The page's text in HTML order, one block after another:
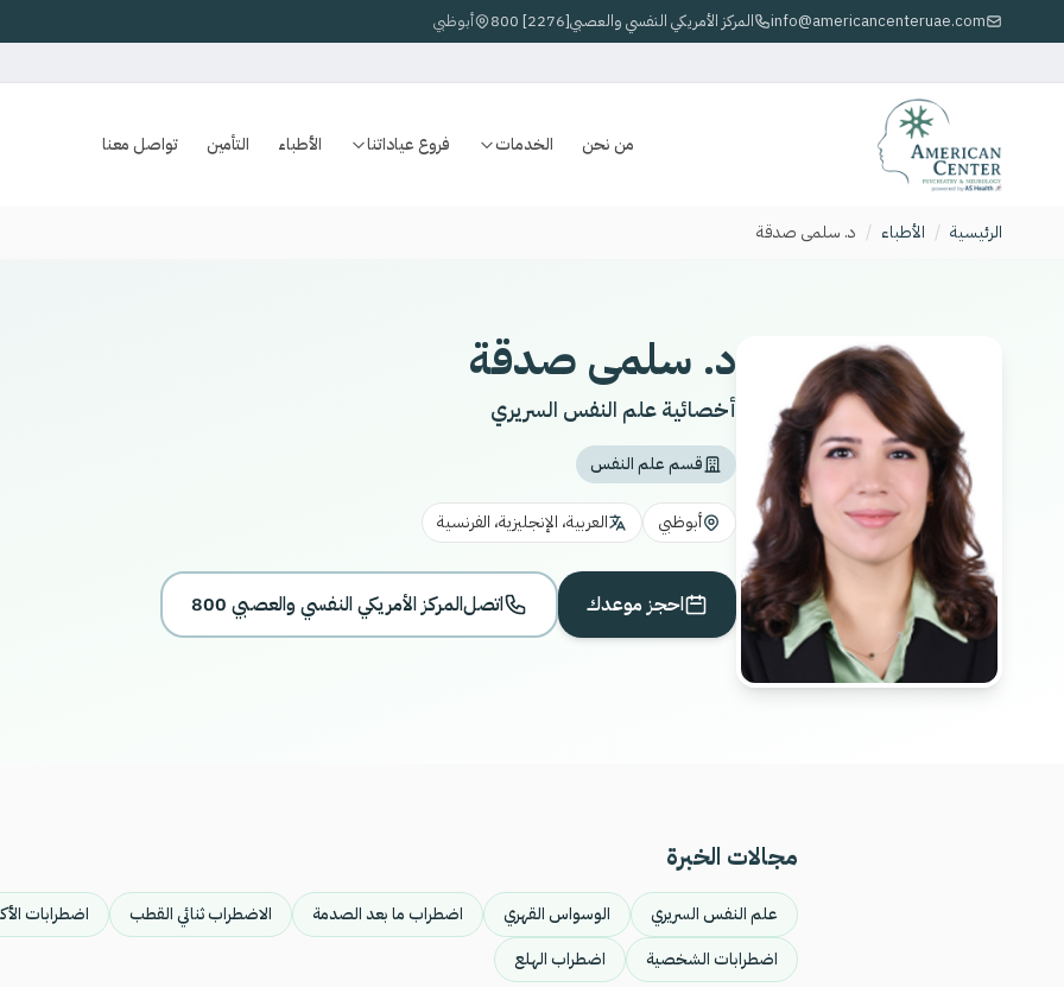
info@americancenteruae.com 800 المركز الأمريكي النفسي والعصبي[2276] أبوظبي
من نحن الخدمات فروع عياداتنا الأطباء التأمين تواصل معنا
الرئيسية / الأطباء / د. سلمى صدقة
د. سلمى صدقة
أخصائية علم النفس السريري
قسم علم النفس
أبوظبي العربية، الإنجليزية، الفرنسية
احجز موعدك اتصل800 المركز الأمريكي النفسي والعصبي
مجالات الخبرة
علم النفس السريري الوسواس القهري اضطراب ما بعد الصدمة الاضطراب ثنائي القطب
اضطرابات
اضطرابات الشخصية
اضطراب الهلع